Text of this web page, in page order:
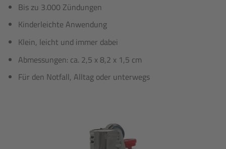
Bis zu 3.000 Zündungen
Kinderleichte Anwendung
Klein, leicht und immer dabei
Abmessungen: ca. 2,5 x 8,2 x 1,5 cm
Für den Notfall, Alltag oder unterwegs